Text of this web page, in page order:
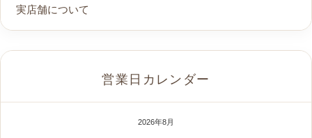
実店舗について
営業日カレンダー
2026年8月